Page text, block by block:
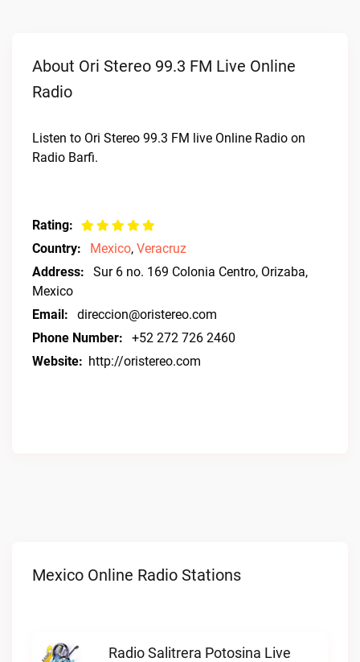
About Ori Stereo 99.3 FM Live Online
Radio
Listen to Ori Stereo 99.3 FM live Online Radio on
Radio Barfi.
Rating:
Country:
Mexico, Veracruz
Address:
Sur 6 no. 169 Colonia Centro, Orizaba,
Mexico
Email:
direccion@oristereo.com
Phone Number:
+52 272 726 2460
Website: http://oristereo.com
Mexico Online Radio Stations
Radio Salitrera Potosina Live